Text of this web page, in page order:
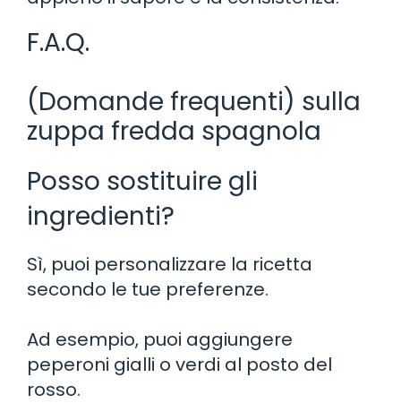
F.A.Q.
(Domande frequenti) sulla
zuppa fredda spagnola
Posso sostituire gli
ingredienti?
Sì, puoi personalizzare la ricetta
secondo le tue preferenze.
Ad esempio, puoi aggiungere
peperoni gialli o verdi al posto del
rosso.